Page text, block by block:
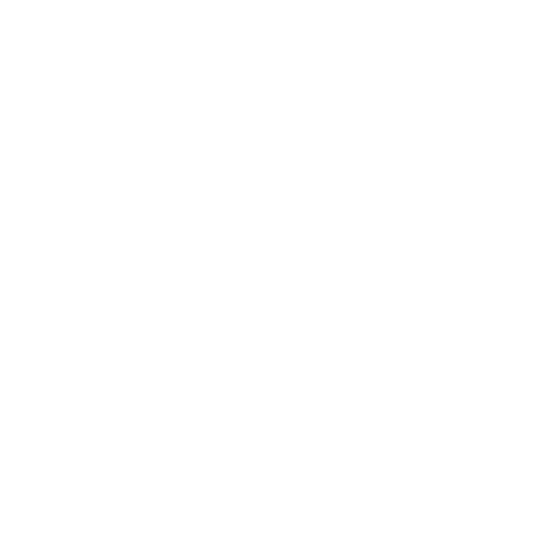
was a year ago, Joey holds a Days of our Lives party
professor, Charlie (Aisha Tyler), who has only ever